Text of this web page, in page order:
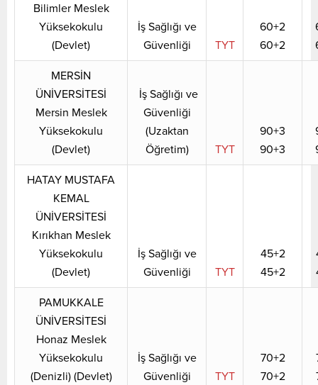
Bilimler Meslek
Yüksekokulu
(Devlet)
İş Sağlığı ve
Güvenliği
TYT
60+2
60+2
MERSİN
ÜNİVERSİTESİ
Mersin Meslek
Yüksekokulu
(Devlet)
İş Sağlığı ve
Güvenliği
(Uzaktan
Öğretim)
TYT
90+3
90+3
HATAY MUSTAFA
KEMAL
ÜNİVERSİTESİ
Kırıkhan Meslek
Yüksekokulu
(Devlet)
İş Sağlığı ve
Güvenliği
TYT
45+2
45+2
PAMUKKALE
ÜNİVERSİTESİ
Honaz Meslek
Yüksekokulu
(Denizli) (Devlet)
İş Sağlığı ve
Güvenliği
TYT
70+2
70+2